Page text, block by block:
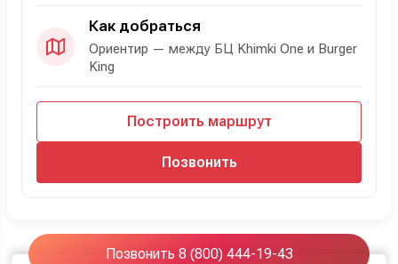
Как добраться
Ориентир — между БЦ Khimki One и Burger
King
Построить маршрут
Позвонить
Позвонить 8 (800) 444-19-43